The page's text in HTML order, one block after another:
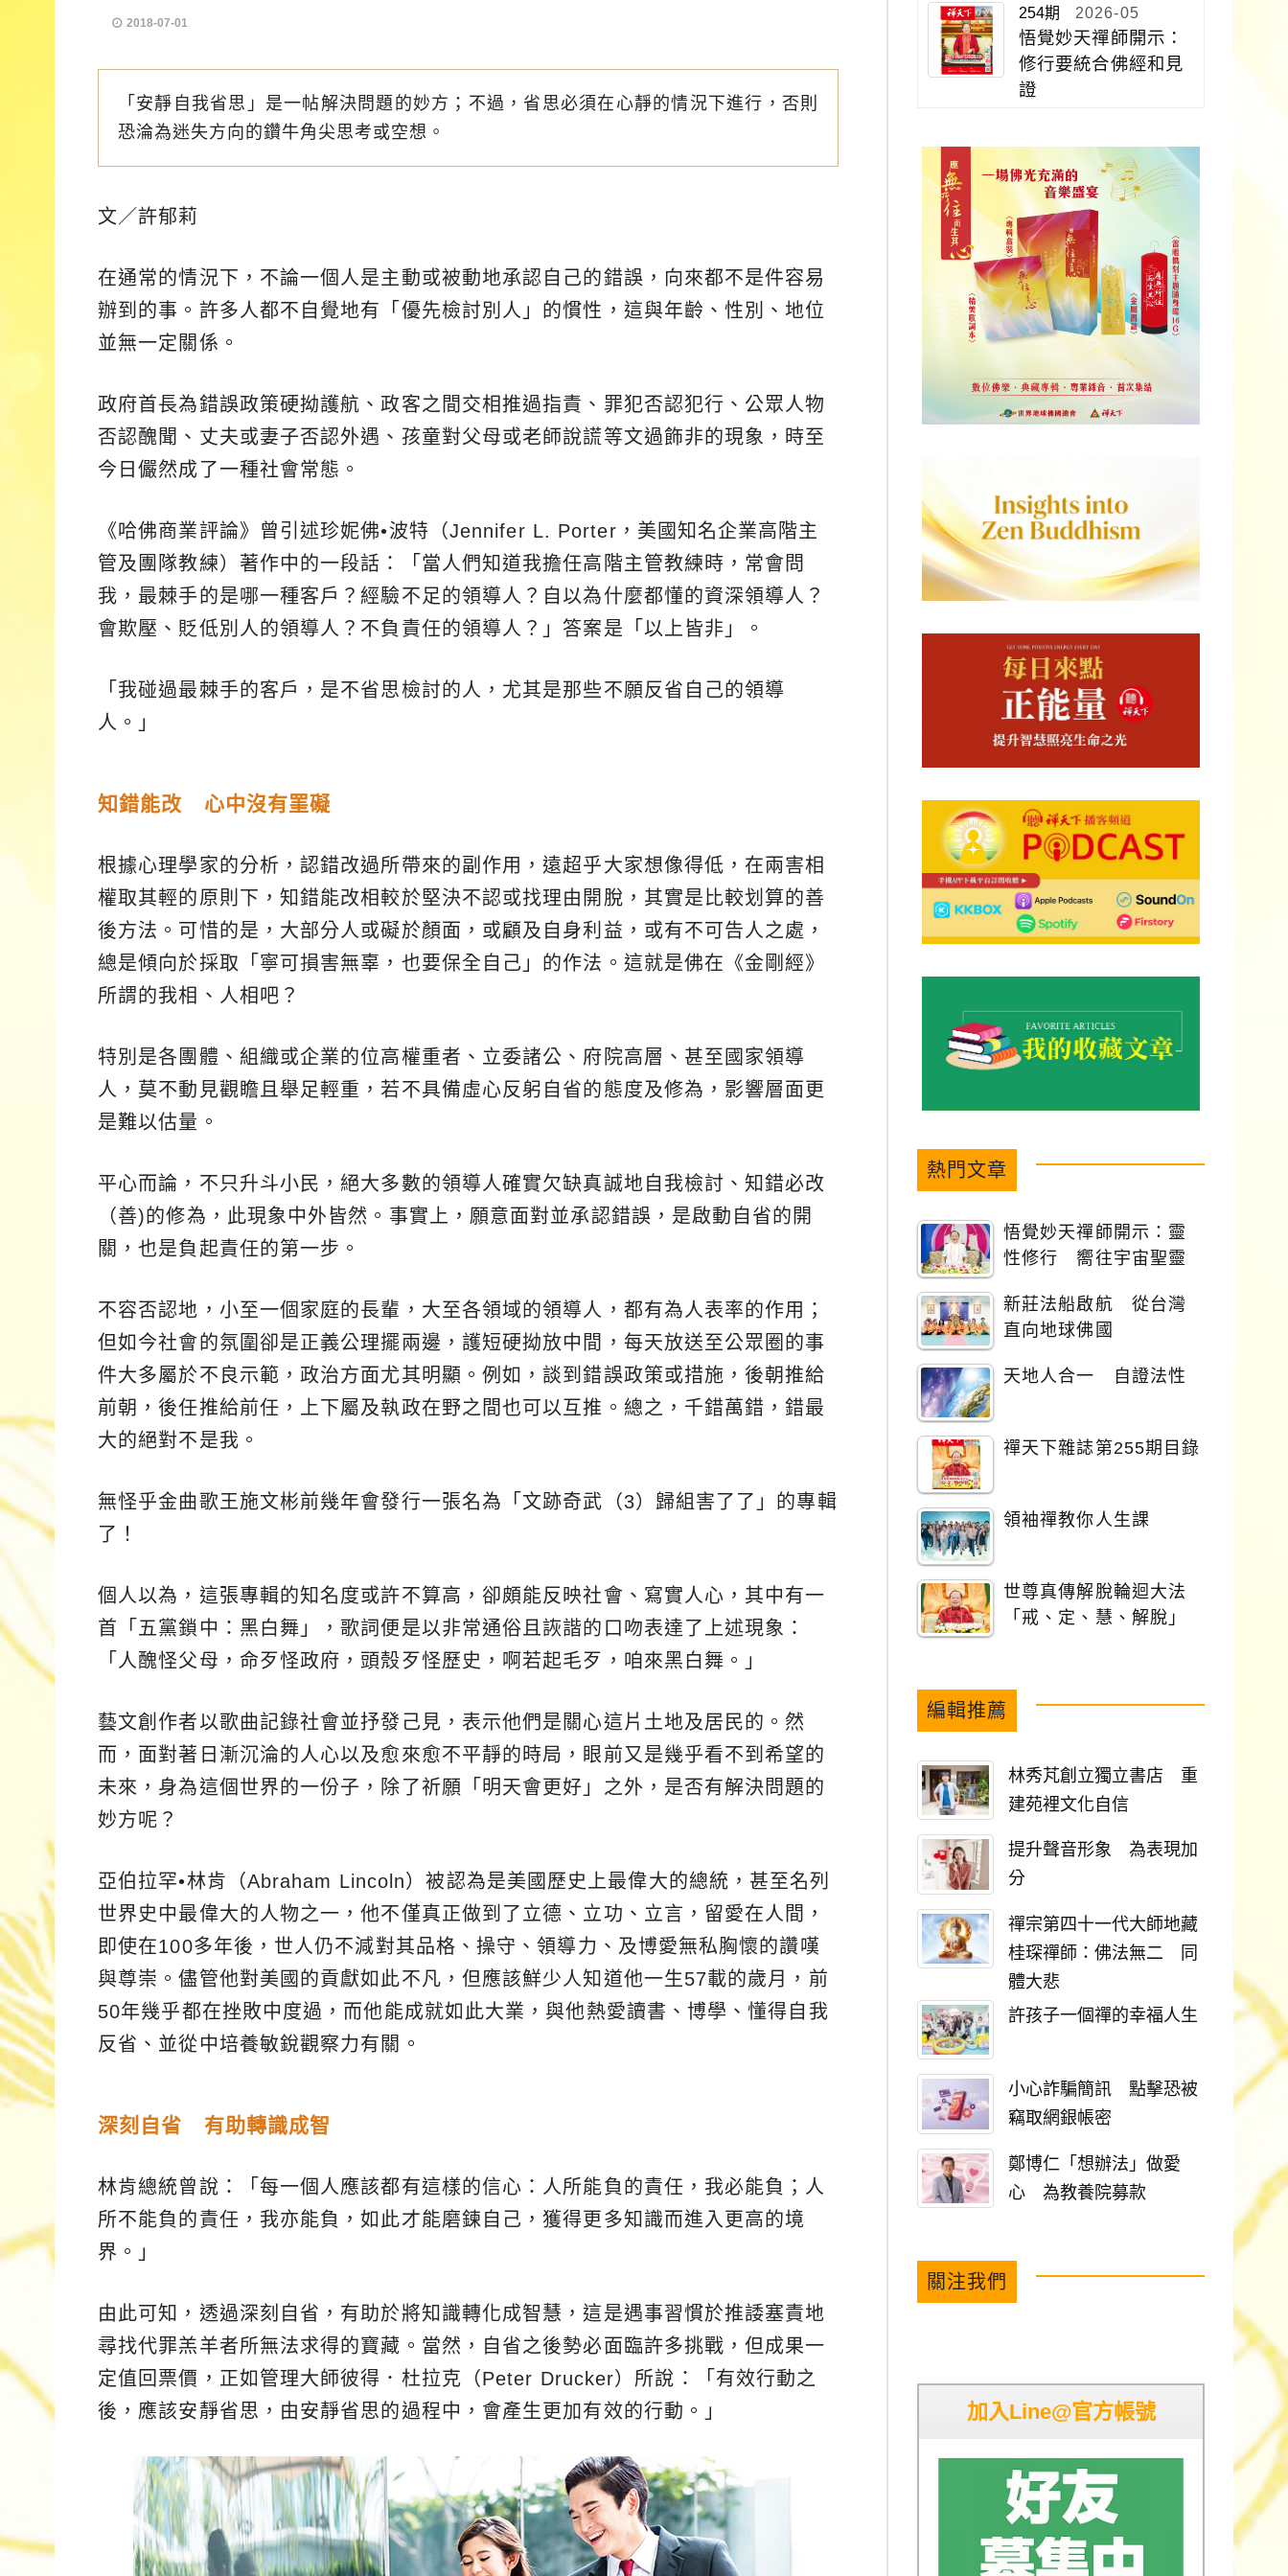
2018-07-01
「安靜自我省思」是一帖解決問題的妙方；不過，省思必須在心靜的情況下進行，否則
恐淪為迷失方向的鑽牛角尖思考或空想。
文／許郁莉
在通常的情況下，不論一個人是主動或被動地承認自己的錯誤，向來都不是件容易
辦到的事。許多人都不自覺地有「優先檢討別人」的慣性，這與年齡、性別、地位
並無一定關係。
政府首長為錯誤政策硬拗護航、政客之間交相推過指責、罪犯否認犯行、公眾人物
否認醜聞、丈夫或妻子否認外遇、孩童對父母或老師說謊等文過飾非的現象，時至
今日儼然成了一種社會常態。
《哈佛商業評論》曾引述珍妮佛•波特（Jennifer L. Porter，美國知名企業高階主
管及團隊教練）著作中的一段話：「當人們知道我擔任高階主管教練時，常會問
我，最棘手的是哪一種客戶？經驗不足的領導人？自以為什麼都懂的資深領導人？
會欺壓、貶低別人的領導人？不負責任的領導人？」答案是「以上皆非」。
「我碰過最棘手的客戶，是不省思檢討的人，尤其是那些不願反省自己的領導
人。」
知錯能改 心中沒有罣礙
根據心理學家的分析，認錯改過所帶來的副作用，遠超乎大家想像得低，在兩害相
權取其輕的原則下，知錯能改相較於堅決不認或找理由開脫，其實是比較划算的善
後方法。可惜的是，大部分人或礙於顏面，或顧及自身利益，或有不可告人之處，
總是傾向於採取「寧可損害無辜，也要保全自己」的作法。這就是佛在《金剛經》
所謂的我相、人相吧？
特別是各團體、組織或企業的位高權重者、立委諸公、府院高層、甚至國家領導
人，莫不動見觀瞻且舉足輕重，若不具備虛心反躬自省的態度及修為，影響層面更
是難以估量。
平心而論，不只升斗小民，絕大多數的領導人確實欠缺真誠地自我檢討、知錯必改
（善)的修為，此現象中外皆然。事實上，願意面對並承認錯誤，是啟動自省的開
關，也是負起責任的第一步。
不容否認地，小至一個家庭的長輩，大至各領域的領導人，都有為人表率的作用；
但如今社會的氛圍卻是正義公理擺兩邊，護短硬拗放中間，每天放送至公眾圈的事
件大多屬於不良示範，政治方面尤其明顯。例如，談到錯誤政策或措施，後朝推給
前朝，後任推給前任，上下屬及執政在野之間也可以互推。總之，千錯萬錯，錯最
大的絕對不是我。
無怪乎金曲歌王施文彬前幾年會發行一張名為「文跡奇武（3）歸組害了了」的專輯
了！
個人以為，這張專輯的知名度或許不算高，卻頗能反映社會、寫實人心，其中有一
首「五黨鎖中：黑白舞」，歌詞便是以非常通俗且詼諧的口吻表達了上述現象：
「人醜怪父母，命歹怪政府，頭殼歹怪歷史，啊若起毛歹，咱來黑白舞。」
藝文創作者以歌曲記錄社會並抒發己見，表示他們是關心這片土地及居民的。然
而，面對著日漸沉淪的人心以及愈來愈不平靜的時局，眼前又是幾乎看不到希望的
未來，身為這個世界的一份子，除了祈願「明天會更好」之外，是否有解決問題的
妙方呢？
亞伯拉罕•林肯（Abraham Lincoln）被認為是美國歷史上最偉大的總統，甚至名列
世界史中最偉大的人物之一，他不僅真正做到了立德、立功、立言，留愛在人間，
即使在100多年後，世人仍不減對其品格、操守、領導力、及博愛無私胸懷的讚嘆
與尊崇。儘管他對美國的貢獻如此不凡，但應該鮮少人知道他一生57載的歲月，前
50年幾乎都在挫敗中度過，而他能成就如此大業，與他熱愛讀書、博學、懂得自我
反省、並從中培養敏銳觀察力有關。
深刻自省 有助轉識成智
林肯總統曾說：「每一個人應該都有這樣的信心：人所能負的責任，我必能負；人
所不能負的責任，我亦能負，如此才能磨鍊自己，獲得更多知識而進入更高的境
界。」
由此可知，透過深刻自省，有助於將知識轉化成智慧，這是遇事習慣於推諉塞責地
尋找代罪羔羊者所無法求得的寶藏。當然，自省之後勢必面臨許多挑戰，但成果一
定值回票價，正如管理大師彼得．杜拉克（Peter Drucker）所說：「有效行動之
後，應該安靜省思，由安靜省思的過程中，會產生更加有效的行動。」
254期 2026-05
悟覺妙天禪師開示：
修行要統合佛經和見
證
熱門文章
悟覺妙天禪師開示：靈
性修行 嚮往宇宙聖靈
新莊法船啟航 從台灣
直向地球佛國
天地人合一 自證法性
禪天下雜誌第255期目錄
領袖禪教你人生課
世尊真傳解脫輪迴大法
「戒、定、慧、解脫」
編輯推薦
林秀芃創立獨立書店 重
建苑裡文化自信
提升聲音形象 為表現加
分
禪宗第四十一代大師地藏
桂琛禪師：佛法無二 同
體大悲
許孩子一個禪的幸福人生
小心詐騙簡訊 點擊恐被
竊取網銀帳密
鄭博仁「想辦法」做愛
心 為教養院募款
關注我們
加入Line@官方帳號